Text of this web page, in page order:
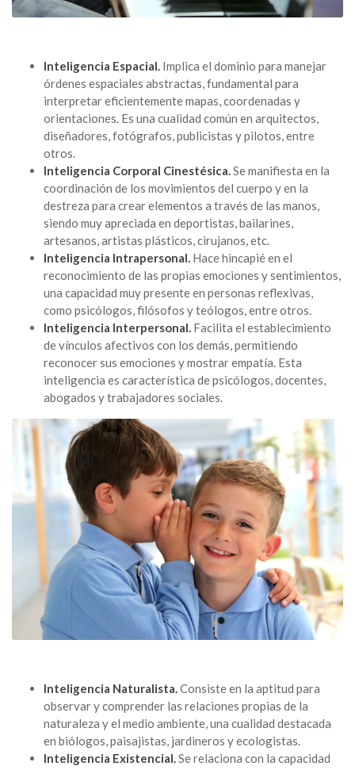
Inteligencia Espacial. Implica el dominio para manejar
órdenes espaciales abstractas, fundamental para
interpretar eficientemente mapas, coordenadas y
orientaciones. Es una cualidad común en arquitectos,
diseñadores, fotógrafos, publicistas y pilotos, entre
otros.
Inteligencia Corporal Cinestésica.Se manifiesta en la
coordinación de los movimientos del cuerpo y en la
destreza para crear elementos a través de las manos,
siendo muy apreciada en deportistas, bailarines,
artesanos, artistas plásticos, cirujanos, etc.
Inteligencia Intrapersonal. Hace hincapié en el
reconocimiento de las propias emociones y sentimientos,
una capacidad muy presente en personas reflexivas,
como psicólogos, filósofos y teólogos, entre otros.
Inteligencia Interpersonal. Facilita el establecimiento
de vínculos afectivos con los demás, permitiendo
reconocer sus emociones y mostrar empatía. Esta
inteligencia es característica de psicólogos, docentes,
abogados y trabajadores sociales.
Inteligencia Naturalista.Consiste en la aptitud para
observar y comprender las relaciones propias de la
naturaleza y el medio ambiente, una cualidad destacada
en biólogos, paisajistas, jardineros y ecologistas.
Inteligencia Existencial.Se relaciona con la capacidad